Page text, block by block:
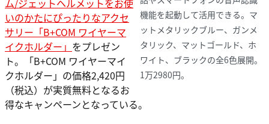
機能を起動して活用できる。マ
ットメタリックブルー、ガンメ
タリック、マットゴールド、ホ
ワイト、ブラックの全6色展開。
1万2980円。
ム/ジェットヘルメットをお使
いのかたにぴったりなアクセ
サリー「B+COM ワイヤーマ
イクホルダー」 をプレゼン
ト。「B+COM ワイヤーマイ
クホルダー」の価格2,420円
（税込）が実質無料となるお
得なキャンペーンとなっている。